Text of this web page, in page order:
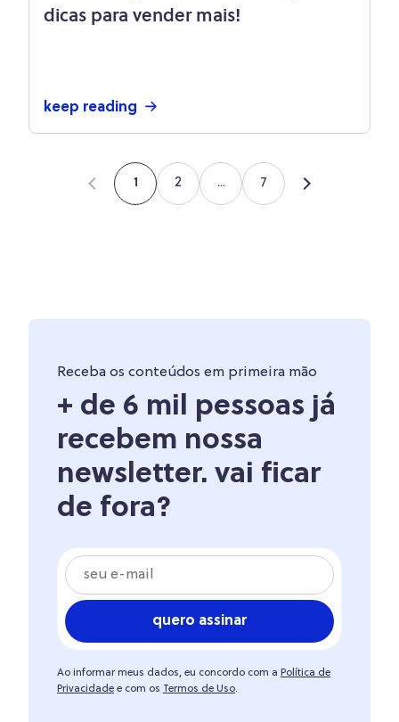
dicas para vender mais!
keep reading
1 2 ... 7
Receba os conteúdos em primeira mão
+ de 6 mil pessoas já
recebem nossa
newsletter. vai ficar
de fora?
quero assinar
Ao informar meus dados, eu concordo com a Política de
Privacidade e com os Termos de Uso.